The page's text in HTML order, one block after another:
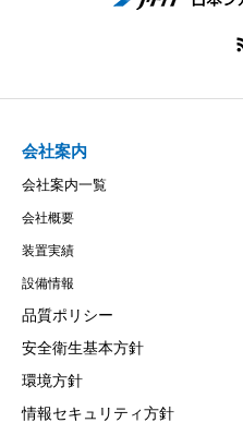
会社案内
会社案内一覧
会社概要
装置実績
設備情報
品質ポリシー
安全衛生基本方針
環境方針
情報セキュリティ方針